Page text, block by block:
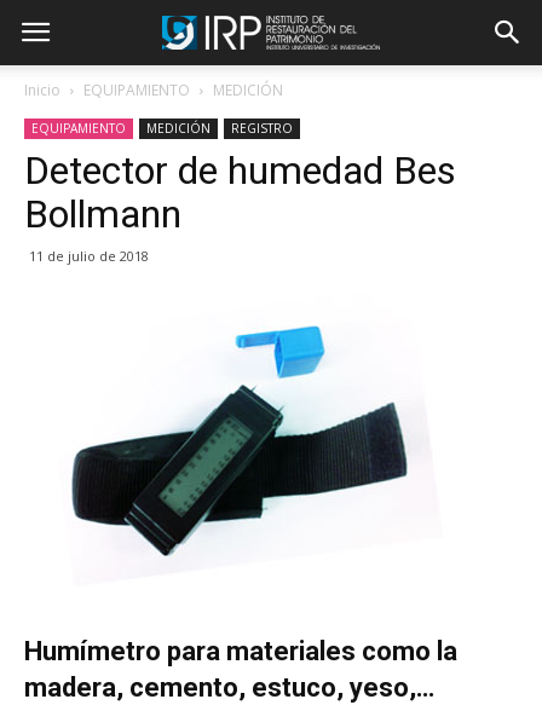
Inicio EQUIPAMIENTO MEDICIÓN
EQUIPAMIENTO MEDICIÓN REGISTRO
Detector de humedad Bes
Bollmann
11 de julio de 2018
Humímetro para materiales como la
madera, cemento, estuco, yeso,…